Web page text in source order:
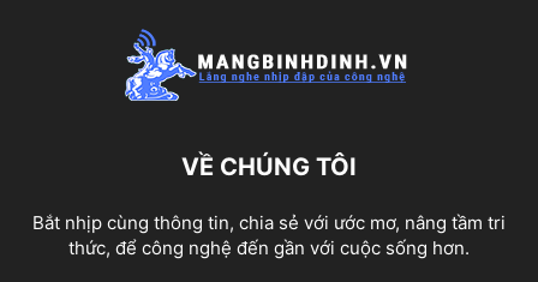
VỀ CHÚNG TÔI
Bắt nhịp cùng thông tin, chia sẻ với ước mơ, nâng tầm tri
thức, để công nghệ đến gần với cuộc sống hơn.